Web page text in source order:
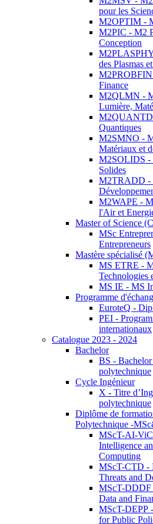
pour les
M2OPTIM -
M2PIC - M2
Conception
des Plasmas
M2PROBFIN
Finance
M2QLMN -
Lumière,
Quantiques
M2SMNO -
Matériaux et
M2SOLIDS -
Solides
M2TRADD -
M2WAPE -
l'Air et
Master of Science
MSc
Entrepreneurs
Mastère spécialisé
MS ETRE -
Technologies
MS IE - MS
Programme
EuroteQ -
PEI -
internationaux
Catalogue 2023 - 2024
Bachelor
BS -
polytechnique
Cycle Ingénieur
X - Titre
polytechnique
Diplôme de
Polytechnique -
MScT-AI-
Intelligence
Computing
MScT-CTD -
Threats and
MScT-DDDF
Data and
MScT-DEPP
for Public